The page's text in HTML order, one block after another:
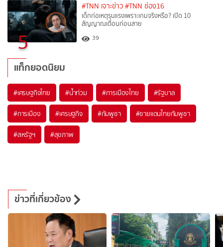
5
#TNN เจาะข่าว #TNN ช่อง16
เด็กก่อเหตุรุนแรงเพราะเกมจริงหรือ? เปิด 10
สัญญาณเตือนก่อนสาย
39
แท็กยอดนิยม
#เศรษฐกิจไทย #น้ำท่วม #การเมืองไทย #รัฐบาล
#การเมือง #เศรษฐกิจ #กัมพูชา #ชายแดนไทยกัมพูชา
#สหรัฐฯ #สุขภาพ
ข่าวที่เกี่ยวข้อง